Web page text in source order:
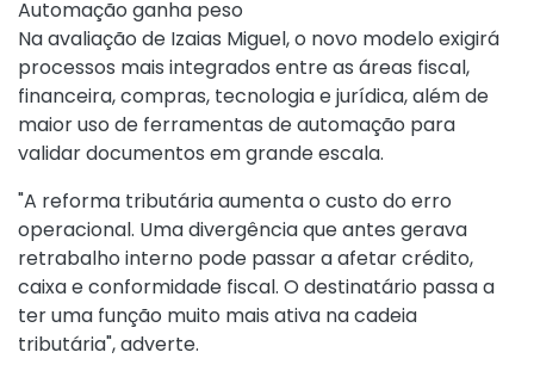
Automação ganha peso
Na avaliação de Izaias Miguel, o novo modelo exigirá
processos mais integrados entre as áreas fiscal,
financeira, compras, tecnologia e jurídica, além de
maior uso de ferramentas de automação para
validar documentos em grande escala.
"A reforma tributária aumenta o custo do erro
operacional. Uma divergência que antes gerava
retrabalho interno pode passar a afetar crédito,
caixa e conformidade fiscal. O destinatário passa a
ter uma função muito mais ativa na cadeia
tributária", adverte.